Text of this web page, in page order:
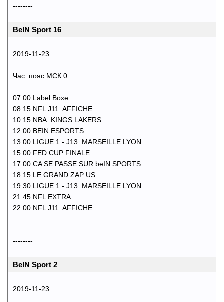
--------
BeIN Sport 16
2019-11-23
Час. пояс МСК 0
07:00 Label Boxe
08:15 NFL J11: AFFICHE
10:15 NBA: KINGS LAKERS
12:00 BEIN ESPORTS
13:00 LIGUE 1 - J13: MARSEILLE LYON
15:00 FED CUP FINALE
17:00 CA SE PASSE SUR beIN SPORTS
18:15 LE GRAND ZAP US
19:30 LIGUE 1 - J13: MARSEILLE LYON
21:45 NFL EXTRA
22:00 NFL J11: AFFICHE
--------
BeIN Sport 2
2019-11-23